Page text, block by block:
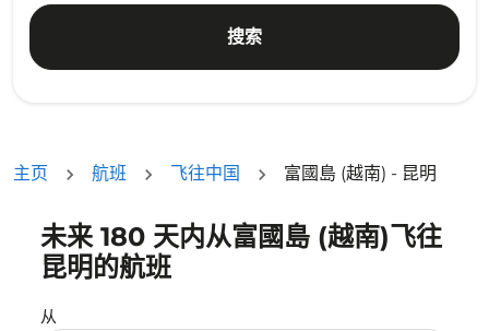
搜索
主页 航班 飞往中国 富國島 (越南) - 昆明
未来 180 天内从富國島 (越南)飞往
昆明的航班
从
没有符合您的筛选条件的机票。请调整您的筛选条件。